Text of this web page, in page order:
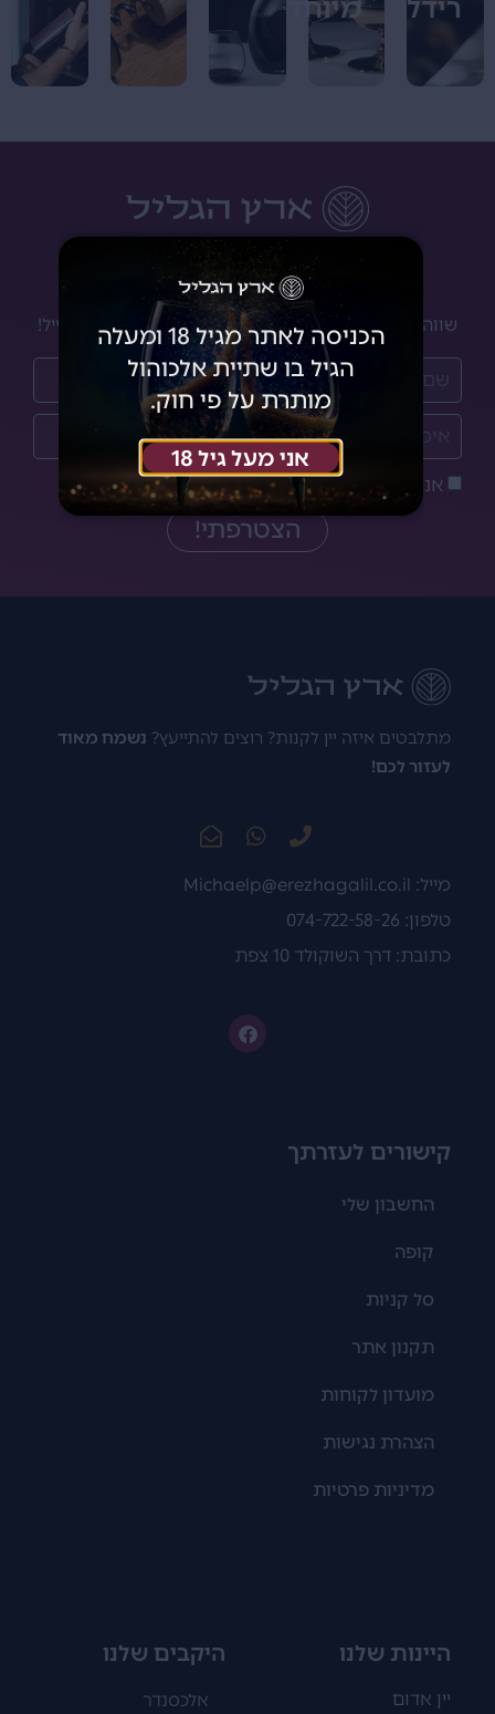
רידל מיוחדים
יינות לאנשים שמבינים
שווה להרשם לניוזלטר שלנו ולקבל מבצעים והנחות למייל!
אני מאשר/ת אתמדיניות הפרטיות
הצטרפתי!
מתלבטים איזה יין לקנות? רוצים להתייעץ?נשמח מאוד
לעזור לכם!
מייל:Michaelp@erezhagalil.co.il
טלפון: 074-722-58-26
כתובת: דרך השוקולד 10 צפת
קישורים לעזרתך
החשבון שלי
קופה
סל קניות
תקנון אתר
מועדון לקוחות
הצהרת נגישות
מדיניות פרטיות
היינות שלנו
יין אדום
היקבים שלנו
אלכסנדר
הכניסה לאתר מגיל 18 ומעלה
הגיל בו שתיית אלכוהול
מותרת על פי חוק.
אני מעל גיל 18